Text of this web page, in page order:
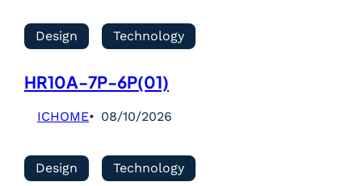
Design Technology
HR10A-7P-6P(01)
ICHOME 08/10/2026
Design Technology